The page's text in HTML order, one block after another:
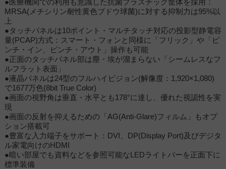
MRSA(メチシリン耐性黄色ブドウ球菌)に対する抑制力は95%以
上
●タッチパネルは10ポイント・マルチタッチ対応の投影型静電容
量(PCAP)方式：スマート・フォンと同様に「フリック」や「ピ
ンチ・イン、ピンチ・アウト」操作も可能
●正面のタッチパネル部は塵・埃が溜まらない「シームレスなフ
ルフラット表面」
●液晶パネルは24型のフルハイビジョン(解像度：1,920×1,080)
で1677万色(8bit True Color)
●画面の視野角は垂直・水平とも178°に達し、優れた視認性を実
現
●画面の反射を抑えるための「AG(Anti-Glare)フィルム」もオプ
ション搭載可
●豊富な入力端子をサポート：DVI、DP(Display Port)及びデジタ
ル家電向けのHDMI
●暗い部屋でも資料などを参照可能なLEDライトバーを正面下に
標準装備